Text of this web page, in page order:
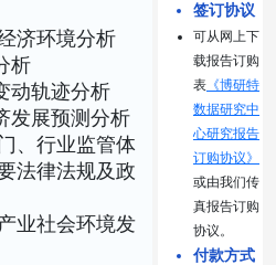
济环境分析
析
动轨迹分析
发展预测分析
、行业监管体
法律法规及政
业社会环境发
签订协议
可从网上下
载报告订购
表 《博研特
数据研究中
心研究报告
订购协议》
或由我们传
真报告订购
协议。
付款方式